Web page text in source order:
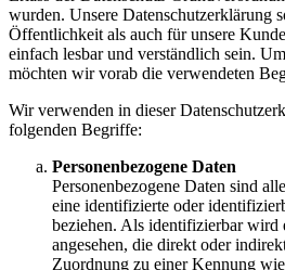
wurden. Unsere Datenschutzerklärung
Öffentlichkeit als auch für unsere
einfach lesbar und verständlich sein.
möchten wir vorab die verwendeten
Wir verwenden in dieser
folgenden Begriffe:
Personenbezogene Daten
Personenbezogene Daten sind
eine identifizierte oder
beziehen. Als identifizierbar wird
angesehen, die direkt oder
Zuordnung zu einer Kennung